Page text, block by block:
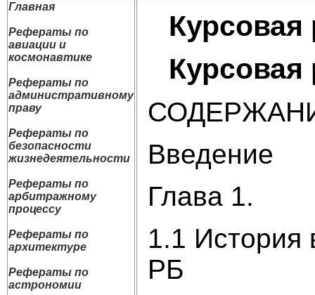
Главная
Рефераты по
авиации и
космонавтике
Рефераты по
административному
праву
Рефераты по
безопасности
жизнедеятельности
Рефераты по
арбитражному
процессу
Рефераты по
архитектуре
Рефераты по
астрономии
Курсовая
Курсовая
Введение
Глава 1.
1.1 История
РБ